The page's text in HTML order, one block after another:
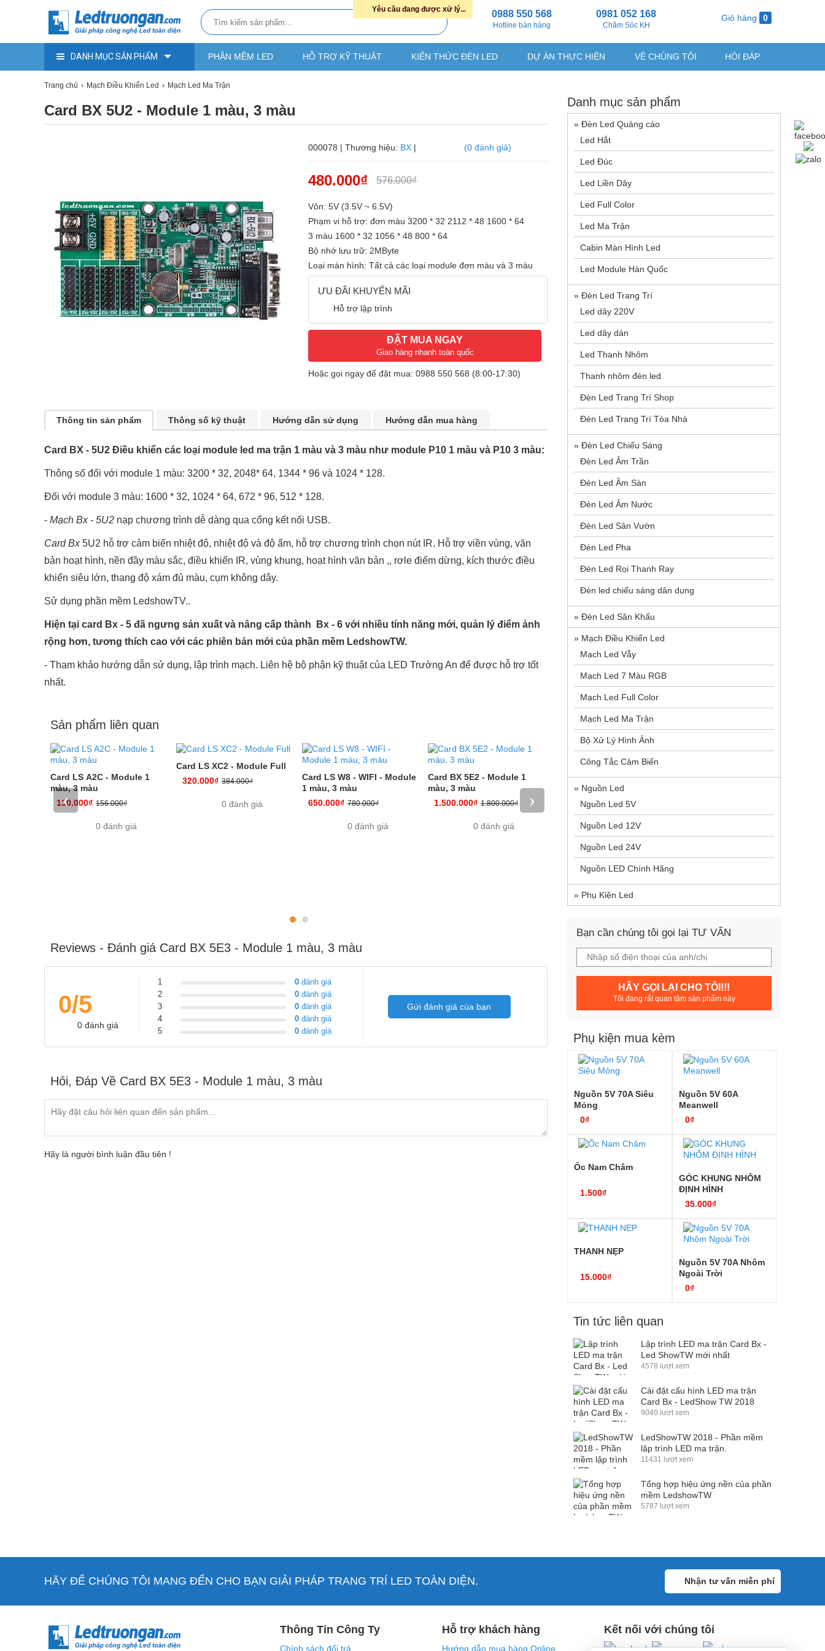
0988 550 568
Hotline bán hàng
0981 052 168
Chăm Sóc KH
Giỏ hàng 0
DANH MỤC SẢN PHẨM PHẦN MỀM LED HỖ TRỢ KỸ THUẬT KIẾN THỨC ĐÈN LED DỰ ÁN THỰC HIỆN VỀ CHÚNG TÔI HỎI ĐÁP
Trang chủ Mạch Điều Khiển Led Mạch Led Ma Trận
Card BX 5U2 - Module 1 màu, 3 màu
000078 | Thương hiệu: BX | (0 đánh giá)
480.000₫ 576.000₫
Vôn: 5V (3.5V ~ 6.5V)
Phạm vi hỗ trợ: đơn màu 3200 * 32 2112 * 48 1600 * 64
3 màu 1600 * 32 1056 * 48 800 * 64
Bộ nhớ lưu trữ: 2MByte
Loại màn hình: Tất cả các loại module đơn màu và 3 màu
ƯU ĐÃI KHUYẾN MÃI
Hỗ trợ lập trình
ĐẶT MUA NGAY
Giao hàng nhanh toàn quốc
Hoặc gọi ngay để đặt mua: 0988 550 568 (8:00-17:30)
Thông tin sản phẩm Thông số kỹ thuật Hướng dẫn sử dụng Hướng dẫn mua hàng
Card BX - 5U2 Điều khiển các loại module led ma trận 1 màu và 3 màu như module P10 1 màu và P10 3 màu:
Thông số đối với module 1 màu: 3200 * 32, 2048* 64, 1344 * 96 và 1024 * 128.
Đối với module 3 màu: 1600 * 32, 1024 * 64, 672 * 96, 512 * 128.
- Mạch Bx - 5U2 nạp chương trình dễ dàng qua cổng kết nối USB.
Card Bx5U2 hỗ trợ cảm biến nhiệt độ, nhiệt độ và độ ẩm, hỗ trợ chương trình chọn nút IR. Hỗ trợ viền vùng, văn
bản hoạt hình, nền đầy màu sắc, điều khiển IR, vùng khung, hoạt hình văn bản ,, rơle điểm dừng, kích thước điều
khiển siêu lớn, thang độ xám đủ màu, cụm không dây.
Sử dụng phần mềm LedshowTV..
Hiện tại card Bx - 5 đã ngưng sản xuất và nâng cấp thành Bx - 6 với nhiều tính năng mới, quản lý điểm ảnh
rộng hơn, tương thích cao với các phiên bản mới của phần mềm LedshowTW.
- Tham khảo hướng dẫn sử dụng, lập trình mạch. Liên hệ bộ phận kỹ thuật của LED Trường An để được hỗ trợ tốt
nhất.
Sản phẩm liên quan
Card LS A2C - Module 1
màu, 3 màu
130.000₫ 156.000₫
0 đánh giá
Card LS XC2 - Module Full
320.000₫ 384.000₫
0 đánh giá
Card LS W8 - WIFI - Module
1 màu, 3 màu
650.000₫ 780.000₫
0 đánh giá
Card BX 5E2 - Module 1
màu, 3 màu
1.500.000₫ 1.800.000₫
0 đánh giá
Card BX 5E3 - Module 1
màu, 3 màu
1.750.000₫
2.100.000₫
0 đánh giá
‹ ›
Reviews - Đánh giá Card BX 5E3 - Module 1 màu, 3 màu
0/5
0 đánh giá
1 0 đánh giá
2
0 đánh giá
3
0 đánh giá
4
0 đánh giá
5
0 đánh giá
Gửi đánh giá của bạn
Hỏi, Đáp Về Card BX 5E3 - Module 1 màu, 3 màu
Hãy là người bình luận đầu tiên !
Danh mục sản phẩm
» Đèn Led Quảng cáo
Led Hắt
Led Đúc
Led Liền Dây
Led Full Color
Led Ma Trận
Cabin Màn Hình Led
Led Module Hàn Quốc
» Đèn Led Trang Trí
Led dây 220V
Led dây dán
Led Thanh Nhôm
Thanh nhôm đèn led
Đèn Led Trang Trí Shop
Đèn Led Trang Trí Tòa Nhà
» Đèn Led Chiếu Sáng
Đèn Led Âm Trần
Đèn Led Âm Sàn
Đèn Led Âm Nước
Đèn Led Sân Vườn
Đèn Led Pha
Đèn Led Rọi Thanh Ray
Đèn led chiếu sáng dân dụng
» Đèn Led Sân Khấu
» Mạch Điều Khiển Led
Mạch Led Vẫy
Mạch Led 7 Màu RGB
Mạch Led Full Color
Mạch Led Ma Trận
Bộ Xử Lý Hình Ảnh
Công Tắc Cảm Biến
» Nguồn Led
Nguồn Led 5V
Nguồn Led 12V
Nguồn Led 24V
Nguồn LED Chính Hãng
» Phụ Kiện Led
Bạn cần chúng tôi gọi lại TƯ VẤN
HÃY GỌI LẠI CHO TÔI!!!
Tôi đang rất quan tâm sản phẩm này
Phụ kiện mua kèm
Nguồn 5V 70A Siêu
Mỏng
0₫
Nguồn 5V 60A
Meanwell
0₫
Ốc Nam Châm
1.500₫
GÓC KHUNG NHÔM
ĐỊNH HÌNH
35.000₫
THANH NẸP
15.000₫
Nguồn 5V 70A Nhôm
Ngoài Trời
0₫
Tin tức liên quan
Lập trình LED ma trận Card Bx -
Led ShowTW mới nhất
4578 lượt xem
Cài đặt cấu hình LED ma trận
Card Bx - LedShow TW 2018
9040 lượt xem
LedShowTW 2018 - Phần mềm
lập trình LED ma trận.
11431 lượt xem
Tổng hợp hiệu ứng nền của phần
mềm LedshowTW
5787 lượt xem
HÃY ĐỂ CHÚNG TÔI MANG ĐẾN CHO BẠN GIẢI PHÁP TRANG TRÍ LED TOÀN DIỆN. Nhận tư vấn miễn phí
Thông Tin Công Ty
Chính sách đổi trả
Hỗ trợ khách hàng
Hướng dẫn mua hàng Online
Kết nối với chúng tôi
Yêu cầu đang được xử lý...